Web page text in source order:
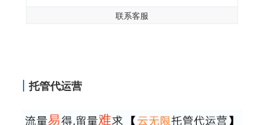
联系客服
托管代运营